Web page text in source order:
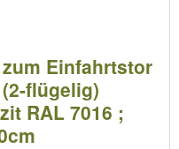
Einfahrtstor
flügelig)
RAL 7016 ;